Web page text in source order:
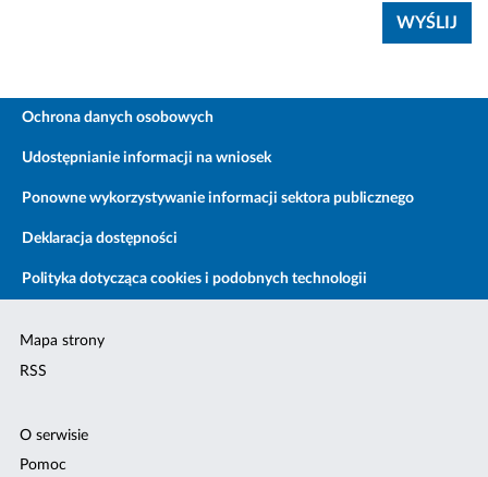
Ochrona danych osobowych
Udostępnianie informacji na wniosek
Ponowne wykorzystywanie informacji sektora publicznego
Deklaracja dostępności
Polityka dotycząca cookies i podobnych technologii
Mapa strony
RSS
O serwisie
Pomoc